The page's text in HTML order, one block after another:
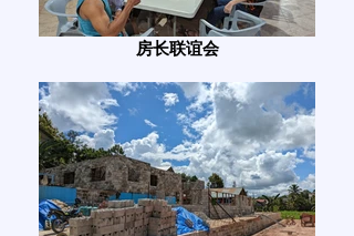
房长联谊会